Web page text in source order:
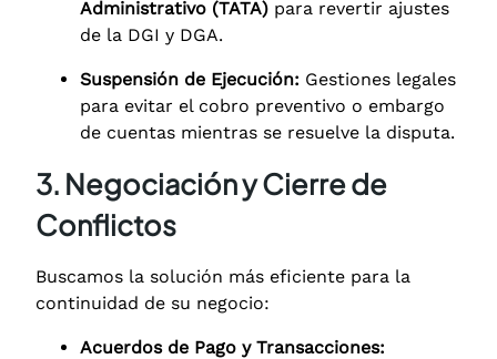
Administrativo (TATA) para revertir ajustes
de la DGI y DGA.
Suspensión de Ejecución: Gestiones legales
para evitar el cobro preventivo o embargo
de cuentas mientras se resuelve la disputa.
3. Negociación y Cierre de
Conflictos
Buscamos la solución más eficiente para la
continuidad de su negocio:
Acuerdos de Pago y Transacciones: